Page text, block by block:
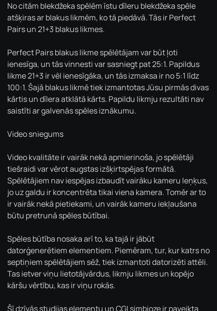
No citām blekdžeka spēlēm īstu dīleru blekdžeka spēle
atšķiras ar blakus likmēm, ko tā piedāvā. Tās ir Perfect
Pairs un 21+3 blakus likmes.
Perfect Pairs blakus likme spēlētājam var būt ļoti
ienesīga, un tās vinnesti var sasniegt pat 25:1. Papildus
likme 21+3 ir vēl ienesīgāka, un tās izmaksa ir no 5:1 līdz
100:1. Šajā blakus likmē tiek izmantotas Jūsu pirmās divas
kārtis un dīlera atklātā kārts. Papildu likmju rezultāti nav
saistīti ar galvenās spēles iznākumu.
Video sniegums
Video kvalitāte ir vairāk nekā apmierinoša, jo spēlētāji
tiešraidi var vērot augstas izšķirtspējas formātā.
Spēlētājiem nav iespējas izbaudīt vairāku kameru leņķus,
jo uz galdu ir koncentrēta tikai viena kamera. Tomēr ar to
ir vairāk nekā pietiekami, un vairāk kameru iekļaušana
būtu pretrunā spēles būtībai.
Spēles būtība nosaka arī to, ka tajā ir jābūt
datorģenerētiem elementiem. Piemēram, tur, kur katrs no
septiņiem spēlētājiem sēž, tiek izmantoti datorizēti attēli.
Tas ietver viņu lietotājvārdus, likmju likmes un kopējo
kāršu vērtību, kas ir viņu rokās.
Šī dzīvās studijas elementu un CGI simbioze ir paveikta